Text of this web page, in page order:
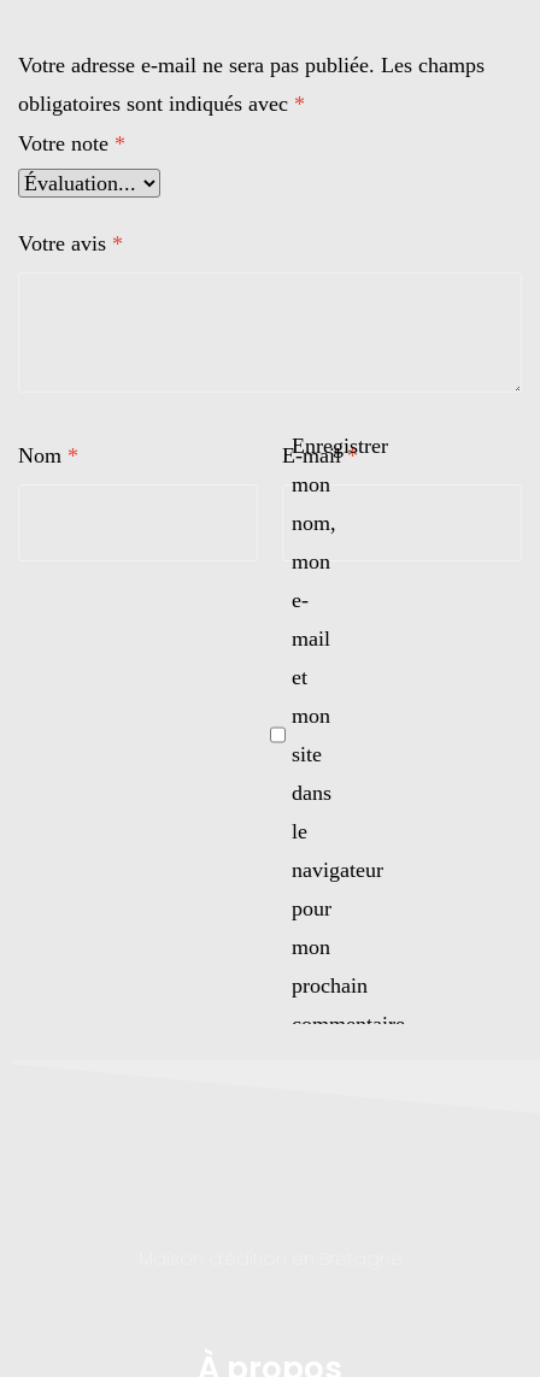
Votre adresse e-mail ne sera pas publiée. Les champs
obligatoires sont indiqués avec *
Votre note *
Votre avis *
Nom * E-mail*
Enregistrer
mon
nom,
mon
e-
mail
et
mon
site
dans
le
navigateur
pour
mon
prochain
commentaire.